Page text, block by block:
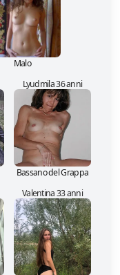
Malo
Lyudmila 36 anni
Bassano del Grappa
Valentina 33 anni